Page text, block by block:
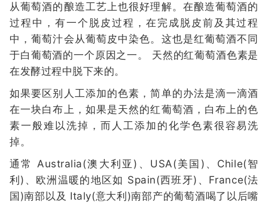
从葡萄酒的酿造工艺上也很好理解。在酿造葡萄酒的
过程中，有一个脱皮过程，在完成脱皮前及其过程
中，葡萄汁会从葡萄皮中染色。这也是红葡萄酒不同
于白葡萄酒的一个原因之一。 天然的红葡萄酒色素是
在发酵过程中脱下来的。
如果要区别人工添加的色素，简单的办法是滴一滴酒
在一块白布上，如果是天然的红葡萄酒，白布上的色
素一般难以洗掉，而人工添加的化学色素很容易洗
掉。
通常 Australia(澳大利亚)、USA(美国)、Chile(智
利)、欧洲温暖的地区如 Spain(西班牙)、France(法
国)南部以及 Italy(意大利)南部产的葡萄酒喝了以后嘴